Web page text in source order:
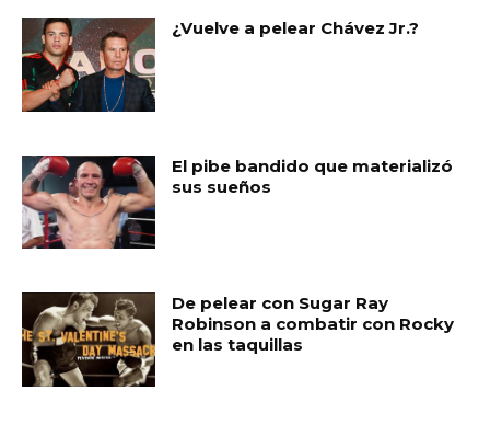
¿Vuelve a pelear Chávez Jr.?
El pibe bandido que materializó
sus sueños
De pelear con Sugar Ray
Robinson a combatir con Rocky
en las taquillas